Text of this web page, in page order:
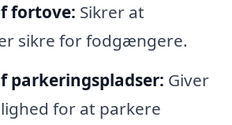
fortove: Sikrer at
sikre for fodgængere.
parkeringspladser: Giver
for at parkere